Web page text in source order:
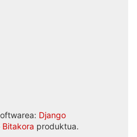
Django
Bitakora produktua.